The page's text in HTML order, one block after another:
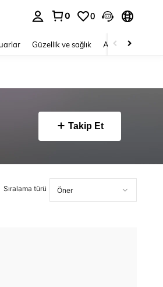
0 0
Güzellik ve sağlık Ayakkabı
Takip Et
Sıralama türü